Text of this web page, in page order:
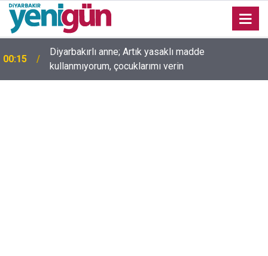
00:05 Mesut Çokur yazdı; Gelecek Yolda mı Kaldı?